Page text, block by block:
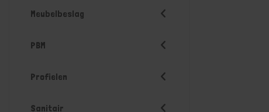
Meubelbeslag
PBM
Profielen
Sanitair